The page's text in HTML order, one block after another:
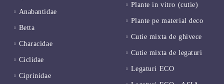
Anabantidae
Betta
Characidae
Ciclidae
Ciprinidae
Plante in vitro (cutie)
Plante pe material deco
Cutie mixta de ghivece
Cutie mixta de legaturi
Legaturi ECO